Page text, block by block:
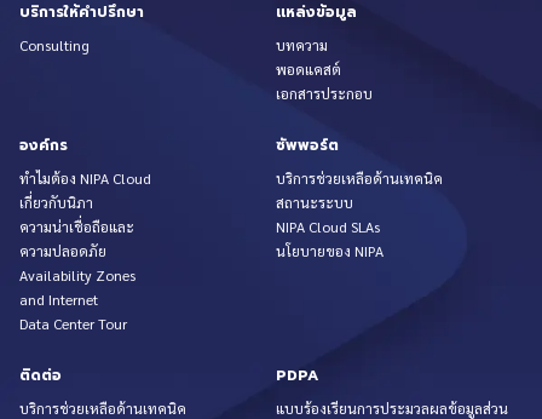
บริการให้คำปรึกษา
Consulting
แหล่งข้อมูล
บทความ
พอดแคสต์
เอกสารประกอบ
องค์กร
ทำไมต้อง NIPA Cloud
เกี่ยวกับนิภา
ความน่าเชื่อถือและ
ความปลอดภัย
Availability Zones
and Internet
Data Center Tour
ซัพพอร์ต
บริการช่วยเหลือด้านเทคนิค
สถานะระบบ
NIPA Cloud SLAs
นโยบายของ NIPA
ติดต่อ
บริการช่วยเหลือด้านเทคนิค
PDPA
แบบร้องเรียนการประมวลผลข้อมูลส่วน